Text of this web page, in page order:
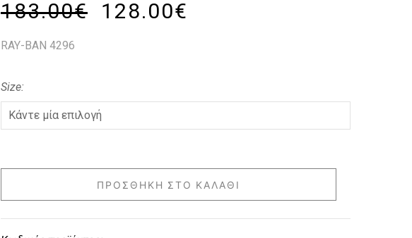
183.00€ 128.00€
RAY-BAN 4296
Size
ΠΡΟΣΘΉΚΗ ΣΤΟ ΚΑΛΆΘΙ